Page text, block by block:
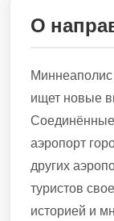
О
Миннеаполис
ищет новые
аэропорт
других
туристов
историей и